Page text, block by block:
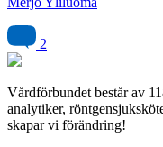
2
Vårdförbundet består av
analytiker,
skapar vi förändring!